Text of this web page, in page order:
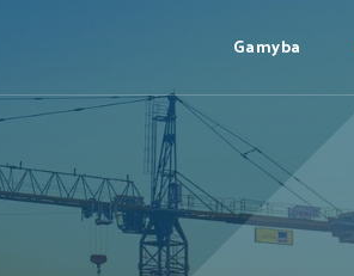
Gamyba